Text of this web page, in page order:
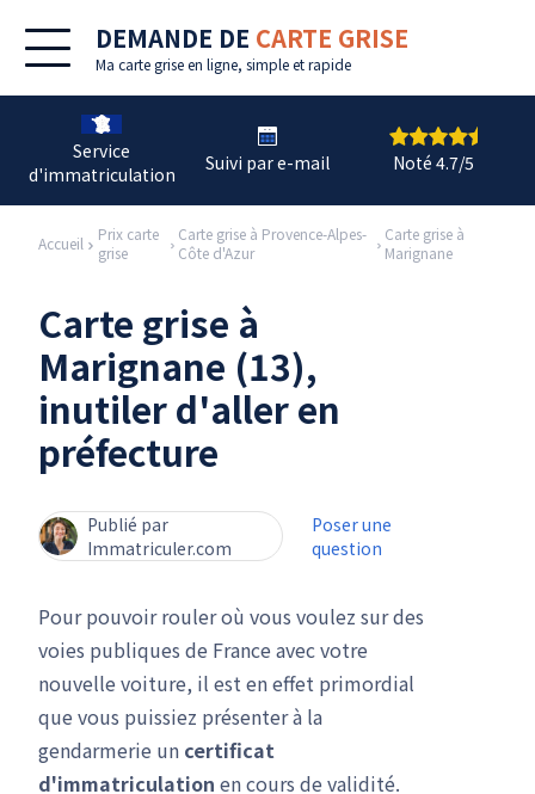
DEMANDE DE CARTE GRISE
Ma carte grise en ligne, simple et rapide
Service
d'immatriculation
Suivi par e-mail Noté 4.7/5
Accueil
Prix carte
grise
Carte grise à Provence-Alpes-
Côte d'Azur
Carte grise à
Marignane
Carte grise à
Marignane (13),
inutiler d'aller en
préfecture
Publié par
Immatriculer.com
Poser une
question
Pour pouvoir rouler où vous voulez sur des
voies publiques de France avec votre
nouvelle voiture, il est en effet primordial
que vous puissiez présenter à la
gendarmerie un certificat
d'immatriculation en cours de validité.